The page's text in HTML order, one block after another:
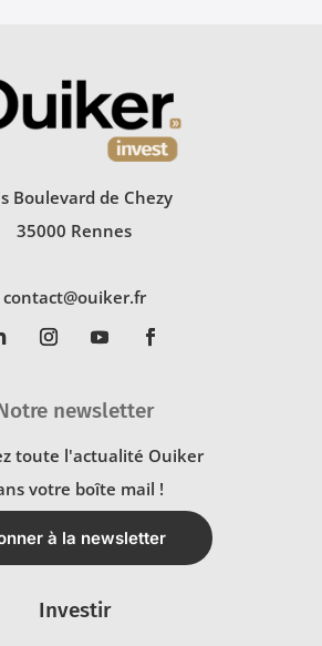
Boulevard de Chezy
35000 Rennes
contact@ouiker.fr
newsletter
toute l'actualité Ouiker
votre boîte mail !
à la newsletter
Investir